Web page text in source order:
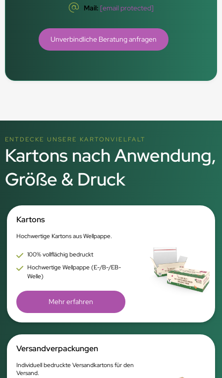
Mail: [email protected]
Unverbindliche Beratung anfragen
ENTDECKE UNSERE KARTONVIELFALT
Kartons nach Anwendung,
Größe & Druck
Kartons
Hochwertige Kartons aus Wellpappe.
100% vollflächig bedruckt
Hochwertige Wellpappe (E-/B-/EB-
Welle)
Mehr erfahren
Versandverpackungen
Individuell bedruckte Versandkartons für den
Versand.